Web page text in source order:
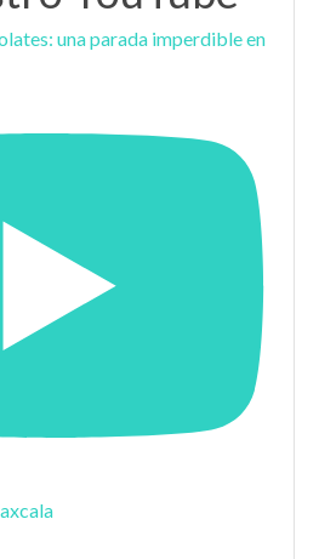
una parada imperdible en